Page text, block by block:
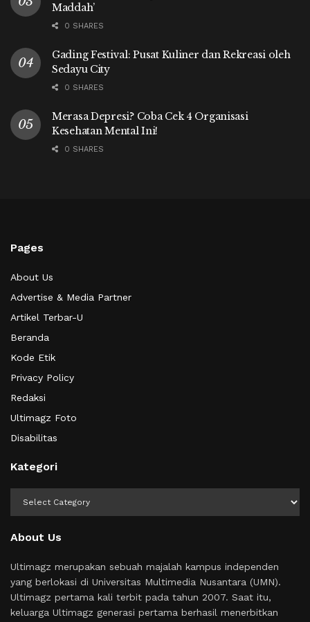
Maddah’
0 SHARES
Gading Festival: Pusat Kuliner dan Rekreasi oleh
Sedayu City
0 SHARES
Merasa Depresi? Coba Cek 4 Organisasi
Kesehatan Mental Ini!
0 SHARES
Pages
About Us
Advertise & Media Partner
Artikel Terbar-U
Beranda
Kode Etik
Privacy Policy
Redaksi
Ultimagz Foto
Disabilitas
Kategori
About Us
Ultimagz merupakan sebuah majalah kampus independen
yang berlokasi di Universitas Multimedia Nusantara (UMN).
Ultimagz pertama kali terbit pada tahun 2007. Saat itu,
keluarga Ultimagz generasi pertama berhasil menerbitkan